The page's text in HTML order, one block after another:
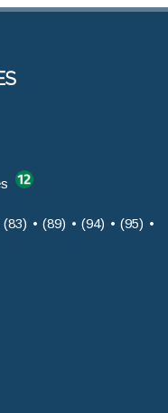
• (89) • (94) • (95) •